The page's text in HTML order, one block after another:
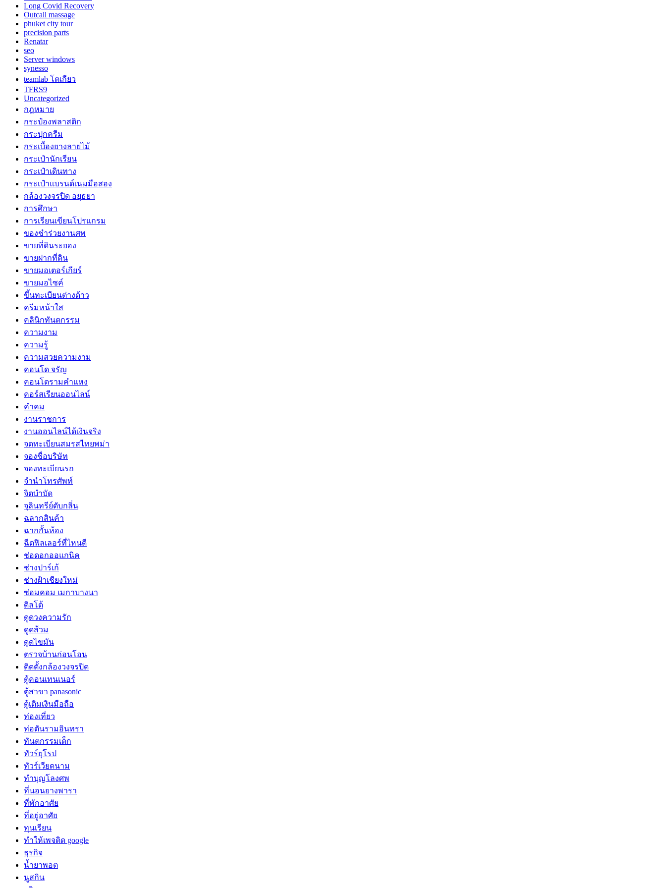
Long Covid Recovery
Outcall massage
phuket city tour
precision parts
Renatar
seo
Server windows
synesso
teamlab โตเกียว
TFRS9
Uncategorized
กฎหมาย
กระป๋องพลาสติก
กระปุกครีม
กระเบื้องยางลายไม้
กระเป๋านักเรียน
กระเป๋าเดินทาง
กระเป๋าแบรนด์เนมมือสอง
กล้องวงจรปิด อยุธยา
การศึกษา
การเรียนเขียนโปรแกรม
ของชำร่วยงานศพ
ขายที่ดินระยอง
ขายฝากที่ดิน
ขายมอเตอร์เกียร์
ขายมอไซค์
ขึ้นทะเบียนต่างด้าว
ครีมหน้าใส
คลินิกทันตกรรม
ความงาม
ความรู้
ความสวยความงาม
คอนโด จรัญ
คอนโดรามคำแหง
คอร์สเรียนออนไลน์
คำคม
งานราชการ
งานออนไลน์ได้เงินจริง
จดทะเบียนสมรสไทยพม่า
จองชื่อบริษัท
จองทะเบียนรถ
จำนำโทรศัพท์
จิตบำบัด
จุลินทรีย์ดับกลิ่น
ฉลากสินค้า
ฉากกั้นห้อง
ฉีดฟิลเลอร์ที่ไหนดี
ช่อดอกออแกนิค
ช่างปาร์เก้
ช่างฝ้าเชียงใหม่
ซ่อมคอม เมกาบางนา
ดิลโด้
ดูดวงความรัก
ดูดส้วม
ดูดไขมัน
ตรวจบ้านก่อนโอน
ติดตั้งกล้องวงจรปิด
ตู้คอนเทนเนอร์
ตู้สาขา panasonic
ตู้เติมเงินมือถือ
ท่องเที่ยว
ท่อตันรามอินทรา
ทันตกรรมเด็ก
ทัวร์ยุโรป
ทัวร์เวียดนาม
ทำบุญโลงศพ
ที่นอนยางพารา
ที่พักอาศัย
ที่อยู่อาศัย
ทุนเรียน
ทําให้เพจติด google
ธุรกิจ
น้ำยาพอต
นูสกิน